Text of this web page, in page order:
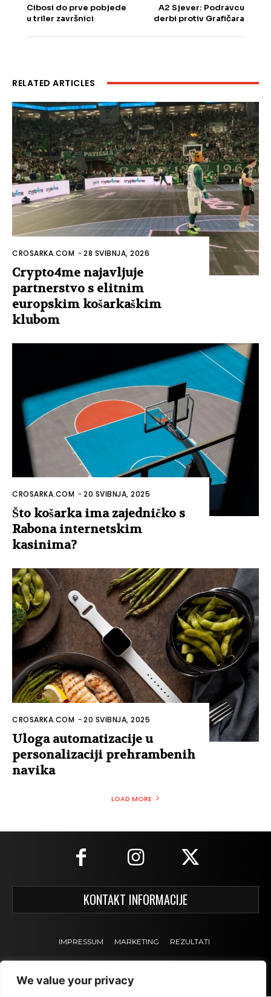
We value your privacy
Cibosi do prve pobjede
u triler završnici
A2 Sjever: Podravcu
derbi protiv Grafičara
RELATED ARTICLES
CROSARKA.COM -28 SVIBNJA, 2026
Crypto4me najavljuje
partnerstvo s elitnim
europskim košarkaškim
klubom
CROSARKA.COM -20 SVIBNJA, 2025
Što košarka ima zajedničko s
Rabona internetskim
kasinima?
CROSARKA.COM -20 SVIBNJA, 2025
Uloga automatizacije u
personalizaciji prehrambenih
navika
LOAD MORE
KONTAKT INFORMACIJE
IMPRESSUM MARKETING REZULTATI